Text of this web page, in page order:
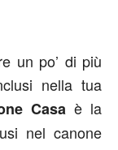
un po’ di più
nella tua
Casa è la
nel canone